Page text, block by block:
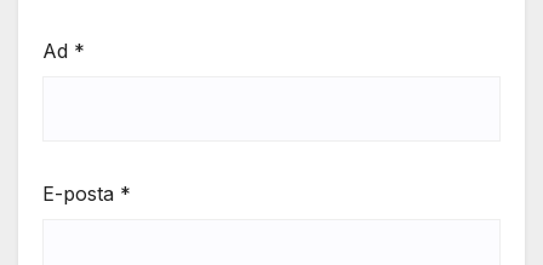
Ad *
E-posta *